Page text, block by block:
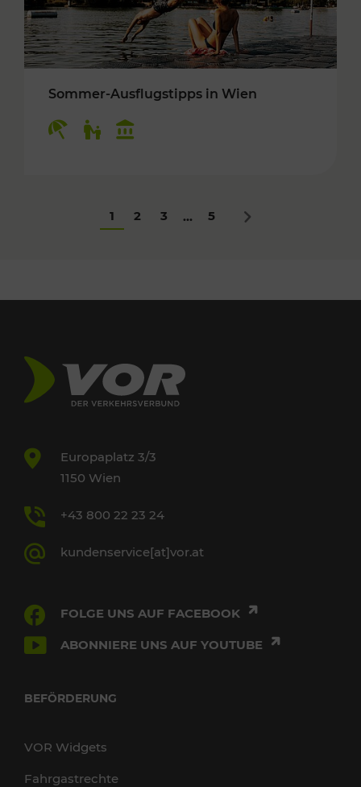
Sommer-Ausflugstipps in Wien
1 2 3 ... 5 Nächstes
Europaplatz 3/3
1150 Wien
+43 800 22 23 24
kundenservice[at]vor.at
FOLGE UNS AUF FACEBOOK
ABONNIERE UNS AUF YOUTUBE
BEFÖRDERUNG
VOR Widgets
Fahrgastrechte